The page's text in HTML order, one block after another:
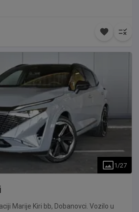
1 /27
Marije Kiri bb, Dobanovci. Vozilo u